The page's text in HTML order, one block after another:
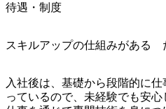
待遇・制度
スキルアップの仕組みがある
入社後は、基礎から段階的に
っているので、未経験でも安